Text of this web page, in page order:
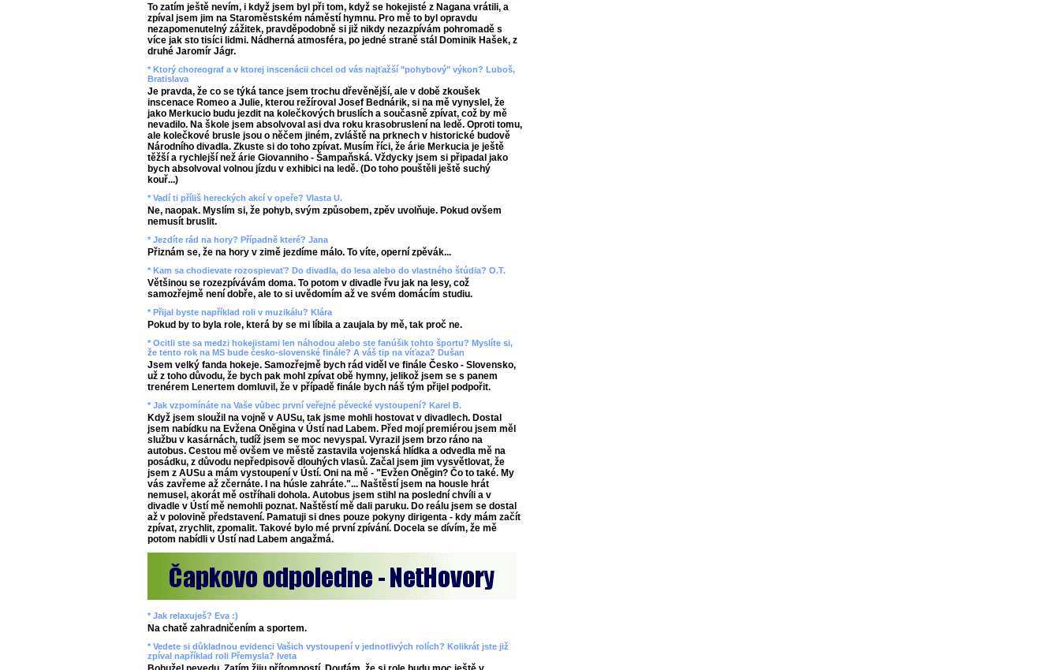
To zatím ještě nevím, i když jsem byl při tom, když se hokejisté z Nagana vrátili, a
zpíval jsem jim na Staroměstském náměstí hymnu. Pro mě to byl opravdu
nezapomenutelný zážitek, pravděpodobně si již nikdy nezazpívám pohromadě s
více jak sto tisíci lidmi. Nádherná atmosféra, po jedné straně stál Dominik Hašek, z
druhé Jaromír Jágr.
* Ktorý choreograf a v ktorej inscenácii chcel od vás najťažší "pohybový" výkon? Luboš,
Bratislava
Je pravda, že co se týká tance jsem trochu dřevěnější, ale v době zkoušek
inscenace Romeo a Julie, kterou režíroval Josef Bednárik, si na mě vynyslel, že
jako Merkucio budu jezdit na kolečkových bruslích a současně zpívat, což by mě
nevadilo. Na škole jsem absolvoval asi dva roku krasobruslení na ledě. Oproti tomu,
ale kolečkové brusle jsou o něčem jiném, zvláště na prknech v historické budově
Národního divadla. Zkuste si do toho zpívat. Musím říci, že árie Merkucia je ještě
těžší a rychlejší než árie Giovanniho - Šampaňská. Vždycky jsem si připadal jako
bych absolvoval volnou jízdu v exhibici na ledě. (Do toho pouštěli ještě suchý
kouř...)
* Vadí ti příliš hereckých akcí v opeře? Vlasta U.
Ne, naopak. Myslím si, že pohyb, svým způsobem, zpěv uvolňuje. Pokud ovšem
nemusít bruslit.
* Jezdíte rád na hory? Případně které? Jana
Přiznám se, že na hory v zimě jezdíme málo. To víte, operní zpěvák...
* Kam sa chodievate rozospievať? Do divadla, do lesa alebo do vlastného štúdia? O.T.
Většinou se rozezpívávám doma. To potom v divadle řvu jak na lesy, což
samozřejmě není dobře, ale to si uvědomím až ve svém domácím studiu.
* Přijal byste například roli v muzikálu? Klára
Pokud by to byla role, která by se mi líbila a zaujala by mě, tak proč ne.
* Ocitli ste sa medzi hokejistami len náhodou alebo ste fanúšik tohto športu? Myslíte si,
že tento rok na MS bude česko-slovenské finále? A váš tip na víťaza? Dušan
Jsem velký fanda hokeje. Samozřejmě bych rád viděl ve finále Česko - Slovensko,
už z toho důvodu, že bych pak mohl zpívat obě hymny, jelikož jsem se s panem
trenérem Lenertem domluvil, že v případě finále bych náš tým přijel podpořit.
* Jak vzpomínáte na Vaše vůbec první veřejné pěvecké vystoupení? Karel B.
Když jsem sloužil na vojně v AUSu, tak jsme mohli hostovat v divadlech. Dostal
jsem nabídku na Evžena Oněgina v Ústí nad Labem. Před mojí premiérou jsem měl
službu v kasárnách, tudíž jsem se moc nevyspal. Vyrazil jsem brzo ráno na
autobus. Cestou mě ovšem ve městě zastavila vojenská hlídka a odvedla mě na
posádku, z důvodu nepředpisově dlouhých vlasů. Začal jsem jim vysvětlovat, že
jsem z AUSu a mám vystoupení v Ústí. Oni na mě - "Evžen Oněgin? Čo to také. My
vás zavřeme až zčernáte. I na húsle zahráte."... Naštěstí jsem na housle hrát
nemusel, akorát mě ostříhali dohola. Autobus jsem stihl na poslední chvíli a v
divadle v Ústí mě nemohli poznat. Naštěstí mě dali paruku. Do reálu jsem se dostal
až v polovině představení. Pamatuji si dnes pouze pokyny dirigenta - kdy mám začít
zpívat, zrychlit, zpomalit. Takové bylo mé první zpívání. Docela se dívím, že mě
potom nabídli v Ústí nad Labem angažmá.
* Jak relaxuješ? Eva :)
Na chatě zahradničením a sportem.
* Vedete si důkladnou evidenci Vašich vystoupení v jednotlivých rolích? Kolikrát jste již
zpíval například roli Přemysla? Iveta